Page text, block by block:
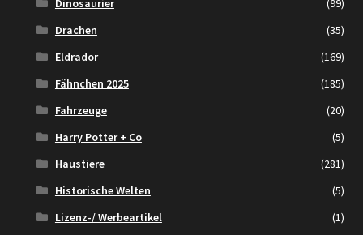
Dinosaurier
(99)
Drachen
(35)
Eldrador
(169)
Fähnchen 2025
(185)
Fahrzeuge
(20)
Harry Potter + Co
(5)
Haustiere
(281)
Historische Welten
(5)
Lizenz-/ Werbeartikel
(1)